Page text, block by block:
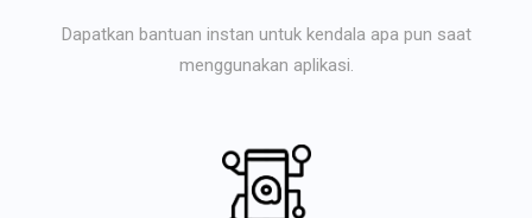
Dapatkan bantuan instan untuk kendala apa pun saat
menggunakan aplikasi.